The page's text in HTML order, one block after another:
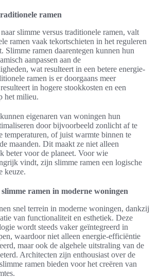
ramen
slimme versus traditionele ramen, valt
ramen vaak tekortschieten in het reguleren
Slimme ramen daarentegen kunnen hun
aanpassen aan de
wat resulteert in een betere energie-
ramen is er doorgaans meer
in hogere stookkosten en een
het milieu.
eigenaren van woningen hun
door bijvoorbeeld zonlicht af te
temperaturen, of juist warmte binnen te
maanden. Dit maakt ze niet alleen
beter voor de planeet. Voor wie
vindt, zijn slimme ramen een logische
keuze.
slimme ramen in moderne woningen
snel terrein in moderne woningen, dankzij
van functionaliteit en esthetiek. Deze
wordt steeds vaker geïntegreerd in
waardoor niet alleen energie-efficiëntie
maar ook de algehele uitstraling van de
Architecten zijn enthousiast over de
ramen bieden voor het creëren van